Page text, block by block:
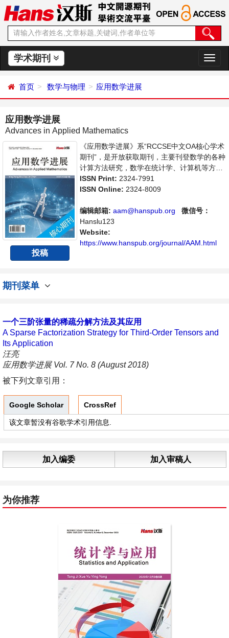
学术期刊
切
换
首页 数学与物理 应用数学进展
应用数学进展
Advances in Applied Mathematics
投稿
《应用数学进展》系“RCCSE中文OA核心学术
期刊”，是开放获取期刊，主要刊登数学的各种
计算方法研究，数学在统计学、计算机等方面
应用的学术论文和成果评述。本刊支持思想创
新、学术创新，倡导科学，繁荣学术，集学术
家、学者、科研人员提供一个传播、分享和讨
论应用数学领域内不同方向问题与发展的交流
平台。
ISSN Print: 2324-7991
ISSN Online: 2324-8009
编辑邮箱: aam@hanspub.org
微信号：
Hanslu123
Website:
https://www.hanspub.org/journal/AAM.html
期刊菜单
一个三阶张量的稀疏分解方法及其应用
A Sparse Factorization Strategy for Third-Order Tensors and
Its Application
汪亮
应用数学进展 Vol. 7 No. 8 (August 2018)
被下列文章引用：
Google Scholar CrossRef
该文章暂没有谷歌学术引用信息.
加入编委 加入审稿人
为你推荐